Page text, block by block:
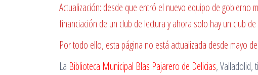
Actualización: desde que entró el nuevo equipo de gobierno
financiación de un club de lectura y ahora solo hay un club
Por todo ello, esta página no está actualizada desde mayo
La Biblioteca Municipal Blas Pajarero de Delicias, Valladolid,